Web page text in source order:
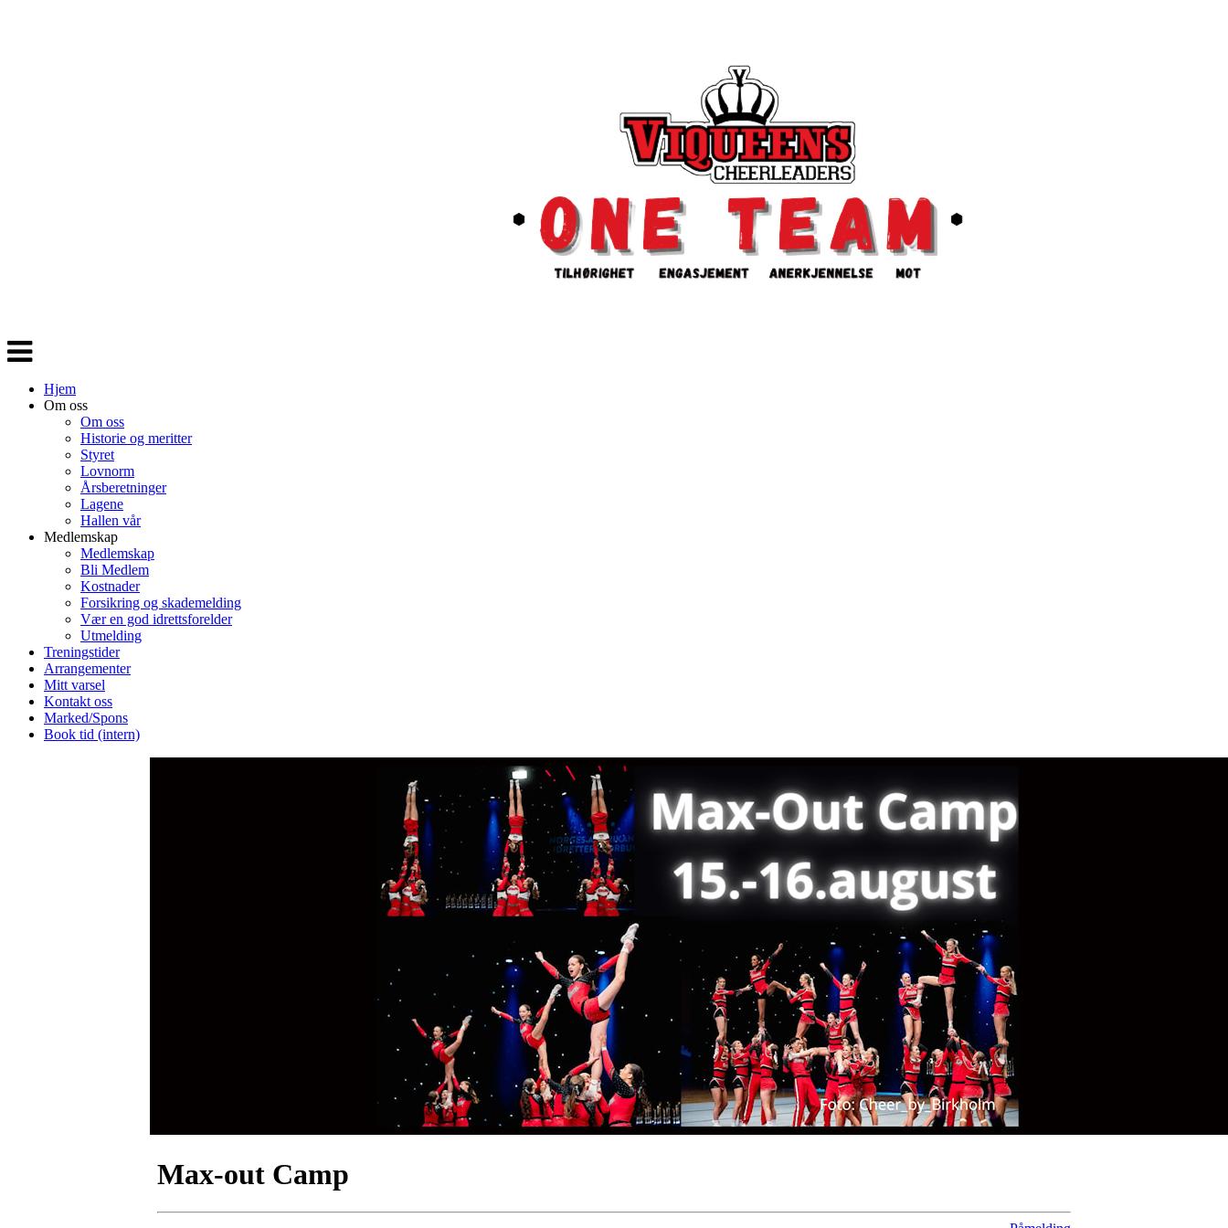
Veksle
navigasjon
Hjem
Om oss
Om oss
Historie og meritter
Styret
Lovnorm
Årsberetninger
Lagene
Hallen vår
Medlemskap
Medlemskap
Bli Medlem
Kostnader
Forsikring og skademelding
Vær en god idrettsforelder
Utmelding
Treningstider
Arrangementer
Mitt varsel
Kontakt oss
Marked/Spons
Book tid (intern)
Max-out Camp